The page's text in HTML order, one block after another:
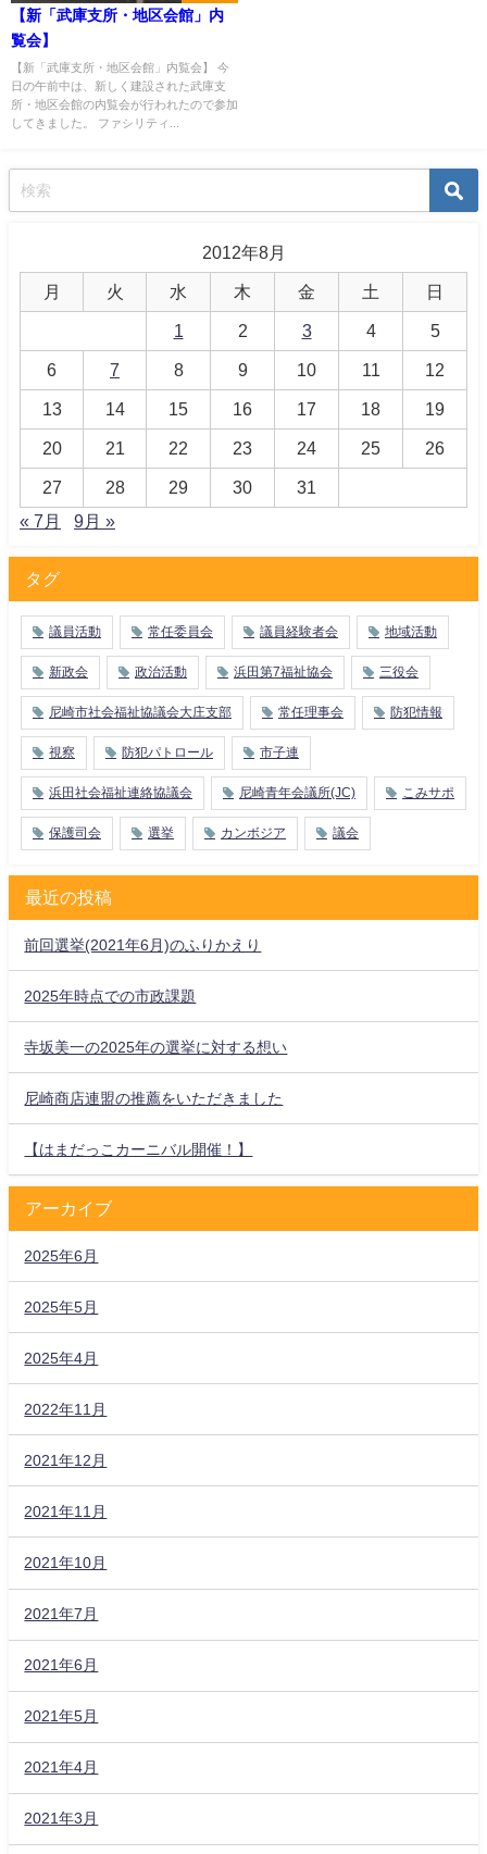
【新「武庫支所・地区会館」内
覧会】
【新「武庫支所・地区会館」内覧会】 今
日の午前中は、新しく建設された武庫支
所・地区会館の内覧会が行われたので参加
してきました。 ファシリティ...
2012年8月
月 火 水 木 金 土 日
1 2 3 4 5
6 7 8 9 10 11 12
13 14 15 16 17 18 19
20 21 22 23 24 25 26
27 28 29 30
31
« 7月
9月 »
タグ
議員活動 常任委員会 議員経験者会 地域活動
新政会 政治活動 浜田第7福祉協会 三役会
尼崎市社会福祉協議会大庄支部 常任理事会 防犯情報
視察 防犯パトロール 市子連
浜田社会福祉連絡協議会 尼崎青年会議所(JC) こみサポ
保護司会 選挙 カンボジア 議会
最近の投稿
前回選挙(2021年6月)のふりかえり
2025年時点での市政課題
寺坂美一の2025年の選挙に対する想い
尼崎商店連盟の推薦をいただきました
【はまだっこカーニバル開催！】
アーカイブ
2025年6月
2025年5月
2025年4月
2022年11月
2021年12月
2021年11月
2021年10月
2021年7月
2021年6月
2021年5月
2021年4月
2021年3月